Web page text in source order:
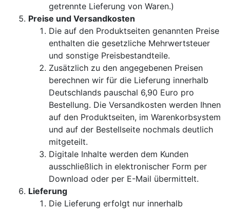
getrennte Lieferung von Waren.)
Preise und Versandkosten
Die auf den Produktseiten genannten Preise
enthalten die gesetzliche Mehrwertsteuer
und sonstige Preisbestandteile.
Zusätzlich zu den angegebenen Preisen
berechnen wir für die Lieferung innerhalb
Deutschlands pauschal 6,90 Euro pro
Bestellung. Die Versandkosten werden Ihnen
auf den Produktseiten, im Warenkorbsystem
und auf der Bestellseite nochmals deutlich
mitgeteilt.
Digitale Inhalte werden dem Kunden
ausschließlich in elektronischer Form per
Download oder per E-Mail übermittelt.
Lieferung
Die Lieferung erfolgt nur innerhalb